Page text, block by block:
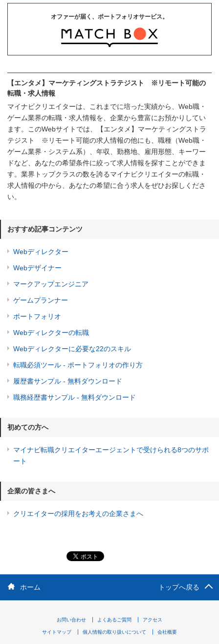
オファーが届く、ポートフォリオサービス。
【エンタメ】マーケティングストラテジスト ※リモート可能の
転職・求人情報
マイナビクリエイターは、これまでに培った実績から、Web職・
ゲーム業界の転職・求人情報を、企業から豊富にお預かりしてい
ます。このWebサイトでは、【エンタメ】マーケティングストラ
テジスト ※リモート可能の求人情報の他にも、職種（Web職・
ゲーム業界・システム系）、年収、勤務地、雇用形態、キーワー
ドなど、あなたの希望条件に絞って求人情報を探すことができま
す。業界トップクラスの数を誇るマイナビクリエイターの転職・
求人情報の中から、あなたの希望に合う求人をぜひお探しくださ
い。
おすすめ記事コンテンツ
Webディレクター
Webデザイナー
マークアップエンジニア
ゲームプランナー
ポートフォリオ
Webディレクターの転職
Webディレクターに必要な22のスキル
転職必須ツール - ポートフォリオの作り方
履歴書サンプル - 無料ダウンロード
職務経歴書サンプル - 無料ダウンロード
初めての方へ
マイナビ転職クリエイターエージェントで受けられる8つのサポ
ート
企業の皆さまへ
クリエイターの採用をお考えの企業さまへ
ホーム トップへ戻る
お問い合わせ よくあるご質問 アクセス
サイトマップ 個人情報の取り扱いについて 会社概要